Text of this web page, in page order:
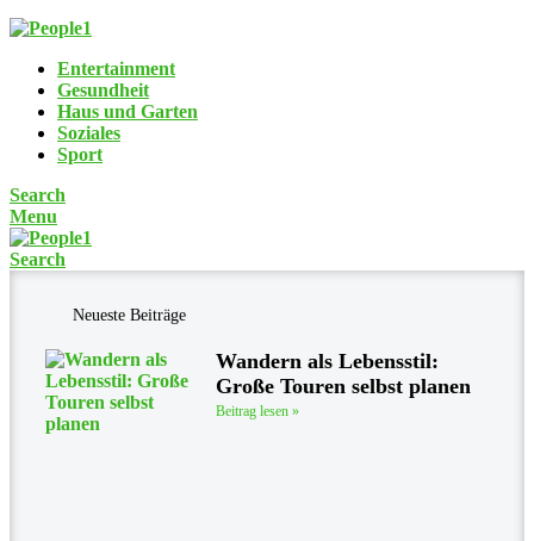
Entertainment
Gesundheit
Haus und Garten
Soziales
Sport
Search
Menu
Search
Neueste Beiträge
Wandern als Lebensstil:
Große Touren selbst planen
Beitrag lesen »